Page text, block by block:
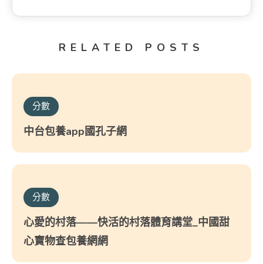
RELATED POSTS
分數
中台包養app國孔子網
分數
心愛的村落——快活的村落體育講堂_中國甜
心寶物查包養網網